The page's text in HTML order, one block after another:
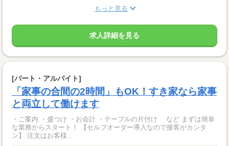
もっと見る
求人詳細を見る
[パート・アルバイト]
「家事の合間の2時間」もOK！すき家なら家事
と両立して働けます
・ご案内 ・盛つけ ・お会計 ・テーブルの片付け など まずは簡単
な業務からスタート！ 【セルフオーダー導入なので接客がカンタ
ン】 注文はお客様...